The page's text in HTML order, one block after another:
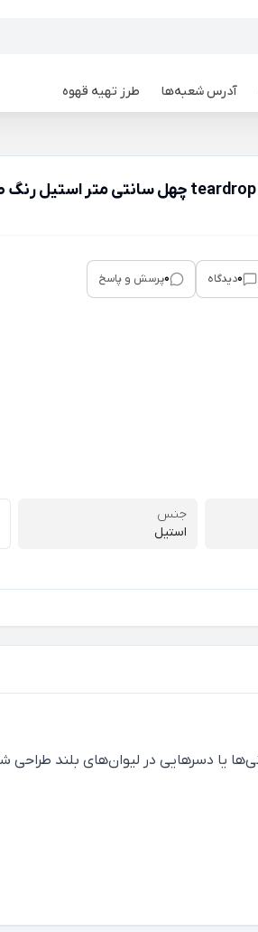
آدرس شعبه‌ها طرز تهیه قهوه
0دیدگاه 0پرسش و پاسخ
جنس
استیل